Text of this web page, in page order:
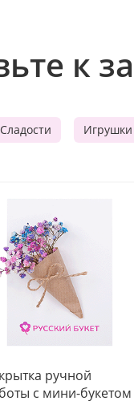
к
Сладости Игрушки
ручной
с мини-букетом